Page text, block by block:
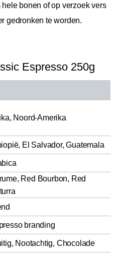
bonen of op verzoek vers
gedronken te worden.
Espresso 250g
Noord-Amerika
El Salvador, Guatemala
Red Bourbon, Red
branding
Nootachtig, Chocolade